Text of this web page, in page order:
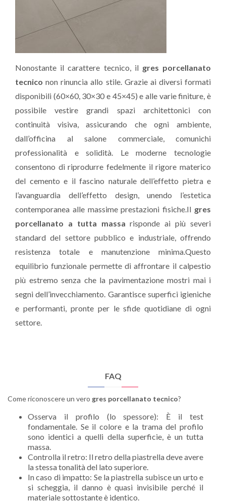
Nonostante il carattere tecnico, il gres porcellanato
tecniconon rinuncia allo stile. Grazie ai diversi formati
disponibili (60×60, 30×30 e 45×45) e alle varie finiture, è
possibile vestire grandi spazi architettonici con
continuità visiva, assicurando che ogni ambiente,
dall’officina al salone commerciale, comunichi
professionalità e solidità. Le moderne tecnologie
consentono di riprodurre fedelmente il rigore materico
del cemento e il fascino naturale dell’effetto pietra e
l’avanguardia dell’effetto design, unendo l’estetica
contemporanea alle massime prestazioni fisiche.Il gres
porcellanato a tutta massa risponde ai più severi
standard del settore pubblico e industriale, offrendo
resistenza totale e manutenzione minima.Questo
equilibrio funzionale permette di affrontare il calpestio
più estremo senza che la pavimentazione mostri mai i
segni dell’invecchiamento. Garantisce superfici igieniche
e performanti, pronte per le sfide quotidiane di ogni
settore.
FAQ
Come riconoscere un vero gres porcellanato tecnico?
Osserva il profilo (lo spessore): È il test
fondamentale. Se il colore e la trama del profilo
sono identici a quelli della superficie, è un tutta
massa.
Controlla il retro: Il retro della piastrella deve avere
la stessa tonalità del lato superiore.
In caso di impatto: Se la piastrella subisce un urto e
si scheggia, il danno è quasi invisibile perché il
materiale sottostante è identico.